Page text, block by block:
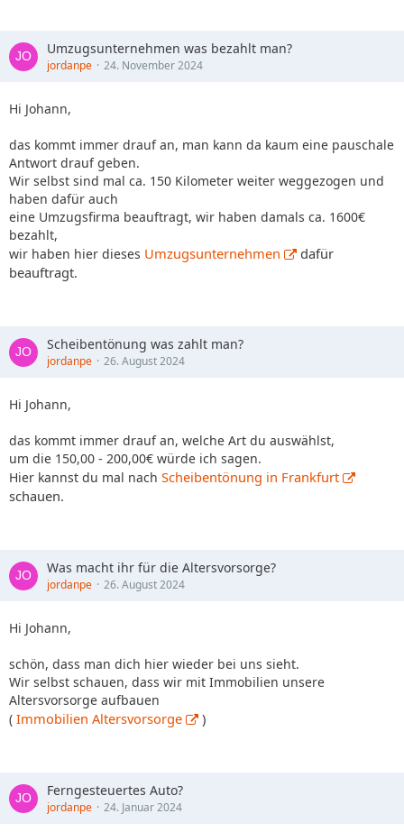
Umzugsunternehmen was bezahlt man?
jordanpe 24. November 2024
Hi Johann,
das kommt immer drauf an, man kann da kaum eine pauschale
Antwort drauf geben.
Wir selbst sind mal ca. 150 Kilometer weiter weggezogen und
haben dafür auch
eine Umzugsfirma beauftragt, wir haben damals ca. 1600€
bezahlt,
wir haben hier dieses Umzugsunternehmen
dafür
beauftragt.
Scheibentönung was zahlt man?
jordanpe 26. August 2024
Hi Johann,
das kommt immer drauf an, welche Art du auswählst,
um die 150,00 - 200,00€ würde ich sagen.
Hier kannst du mal nach Scheibentönung in Frankfurt
schauen.
Was macht ihr für die Altersvorsorge?
jordanpe 26. August 2024
Hi Johann,
schön, dass man dich hier wieder bei uns sieht.
Wir selbst schauen, dass wir mit Immobilien unsere
Altersvorsorge aufbauen
( Immobilien Altersvorsorge )
Ferngesteuertes Auto?
jordanpe 24. Januar 2024